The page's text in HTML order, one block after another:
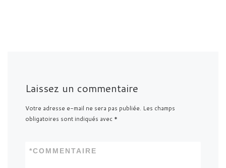
Laissez un commentaire
Votre adresse e-mail ne sera pas publiée. Les champs
obligatoires sont indiqués avec *
COMMENTAIRE
*